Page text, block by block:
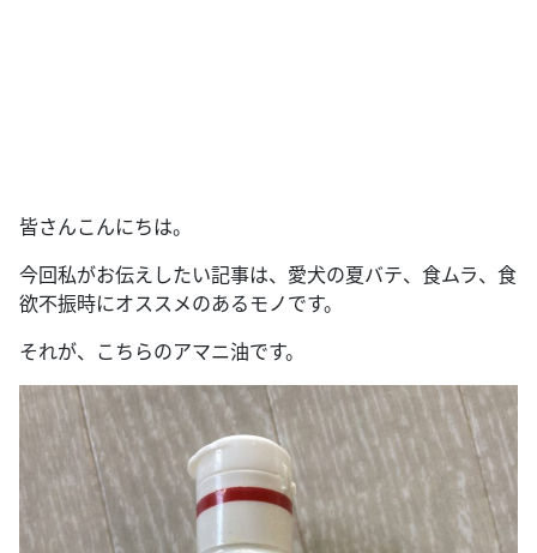
皆さんこんにちは。
今回私がお伝えしたい記事は、愛犬の夏バテ、食ムラ、食
欲不振時にオススメのあるモノです。
それが、こちらのアマニ油です。